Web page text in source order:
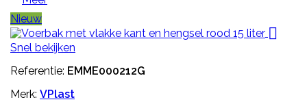
Nieuw

Snel bekijken
Referentie: EMME000212G
Merk: VPlast